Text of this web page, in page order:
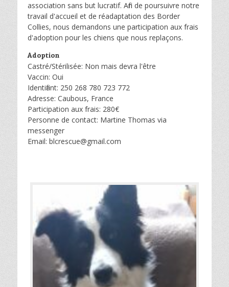
association sans but lucratif. Afin de poursuivre notre
travail d'accueil et de réadaptation des Border
Collies, nous demandons une participation aux frais
d'adoption pour les chiens que nous replaçons.
Adoption
Castré/Stérilisée: Non mais devra l'être
Vaccin: Oui
Identifiant: 250 268 780 723 772
Adresse: Caubous, France
Participation aux frais: 280€
Personne de contact: Martine Thomas via
messenger
Email: blcrescue@gmail.com